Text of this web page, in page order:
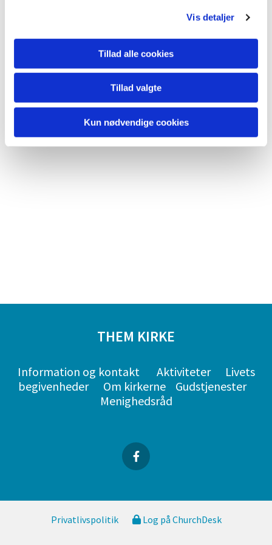
Vis detaljer
Tillad alle cookies
Tillad valgte
Kun nødvendige cookies
THEM KIRKE
Information og kontakt Aktiviteter
Livets
begivenheder
Om kirkerne
Gudstjenester
Menighedsråd
Privatlivspolitik Log på ChurchDesk